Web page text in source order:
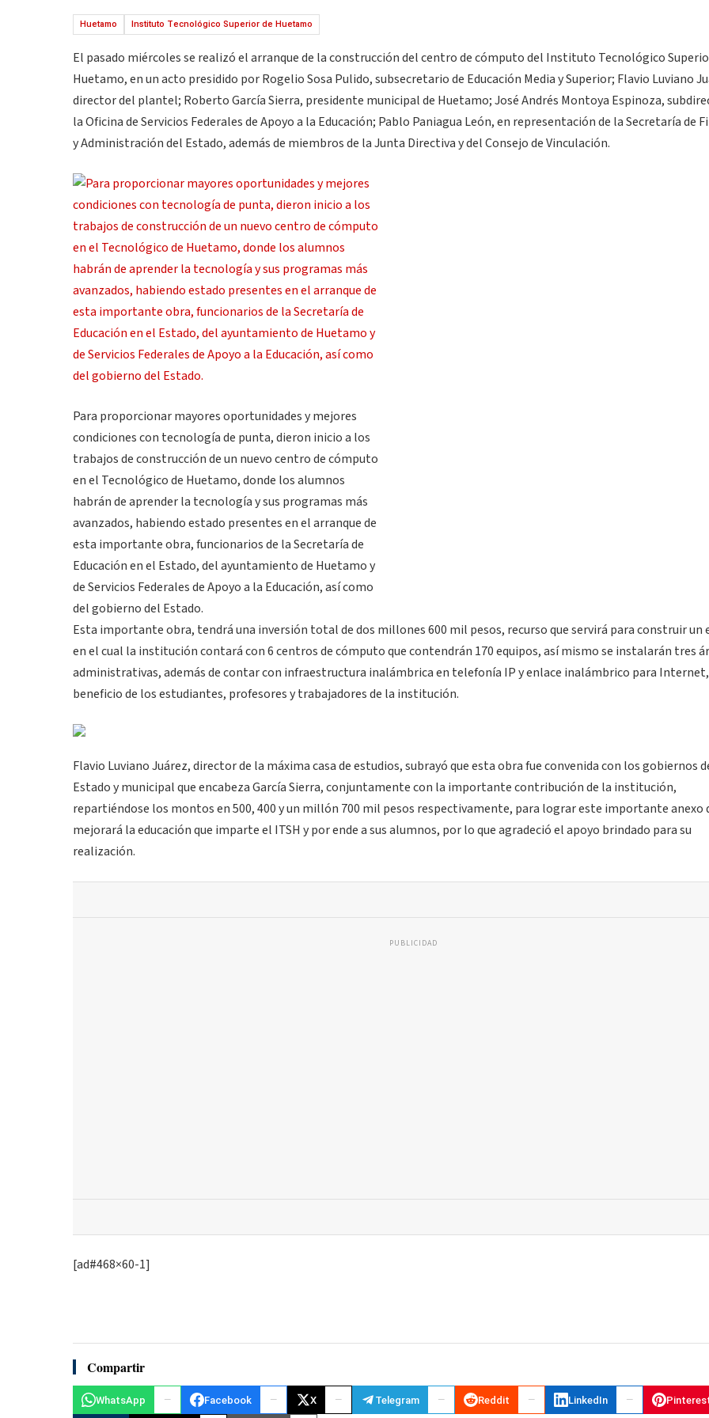
Huetamo Instituto Tecnológico Superior de Huetamo
El pasado miércoles se realizó el arranque de la construcción del centro de cómputo del Instituto Tecnológico
Huetamo, en un acto presidido por Rogelio Sosa Pulido, subsecretario de Educación Media y Superior; Flavio Luviano
director del plantel; Roberto García Sierra, presidente municipal de Huetamo; José Andrés Montoya Espinoza,
la Oficina de Servicios Federales de Apoyo a la Educación; Pablo Paniagua León, en representación de la Secretaría de
y Administración del Estado, además de miembros de la Junta Directiva y del Consejo de Vinculación.
Para proporcionar mayores oportunidades y mejores
condiciones con tecnología de punta, dieron inicio a los
trabajos de construcción de un nuevo centro de cómputo
en el Tecnológico de Huetamo, donde los alumnos
habrán de aprender la tecnología y sus programas más
avanzados, habiendo estado presentes en el arranque de
esta importante obra, funcionarios de la Secretaría de
Educación en el Estado, del ayuntamiento de Huetamo y
de Servicios Federales de Apoyo a la Educación, así como
del gobierno del Estado.
Esta importante obra, tendrá una inversión total de dos millones 600 mil pesos, recurso que servirá para construir un
en el cual la institución contará con 6 centros de cómputo que contendrán 170 equipos, así mismo se instalarán tres
administrativas, además de contar con infraestructura inalámbrica en telefonía IP y enlace inalámbrico para
beneficio de los estudiantes, profesores y trabajadores de la institución.
Flavio Luviano Juárez, director de la máxima casa de estudios, subrayó que esta obra fue convenida con los gobiernos
Estado y municipal que encabeza García Sierra, conjuntamente con la importante contribución de la institución,
repartiéndose los montos en 500, 400 y un millón 700 mil pesos respectivamente, para lograr este importante anexo
mejorará la educación que imparte el ITSH y por ende a sus alumnos, por lo que agradeció el apoyo brindado para su
realización.
PUBLICIDAD
[ad#468×60-1]
Compartir
WhatsApp Facebook X Telegram Reddit LinkedIn